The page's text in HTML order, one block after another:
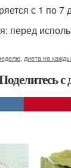
с 1 по 7
перед
диета на
с